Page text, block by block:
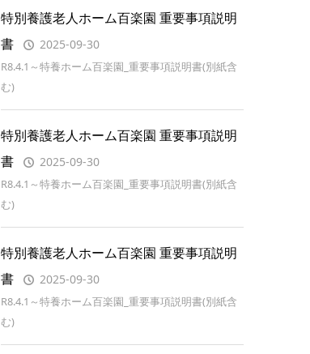
特別養護老人ホーム百楽園 重要事項説明
書
2025-09-30
R8.4.1～特養ホーム百楽園_重要事項説明書(別紙含
む)
特別養護老人ホーム百楽園 重要事項説明
書
2025-09-30
R8.4.1～特養ホーム百楽園_重要事項説明書(別紙含
む)
特別養護老人ホーム百楽園 重要事項説明
書
2025-09-30
R8.4.1～特養ホーム百楽園_重要事項説明書(別紙含
む)